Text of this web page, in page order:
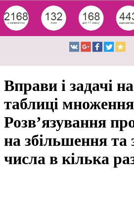
Вправи і задачі
таблиці
Розв’язування
на збільшення
числа в кілька